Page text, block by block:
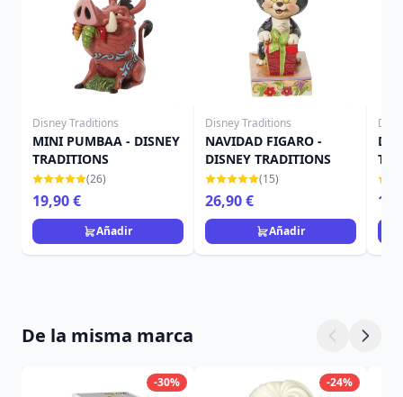
Disney Traditions
MINI PUMBAA - DISNEY
TRADITIONS
(26)
19,90 €
Añadir
Disney Traditions
NAVIDAD FIGARO -
DISNEY TRADITIONS
(15)
26,90 €
Añadir
De la misma marca
-30% -24%